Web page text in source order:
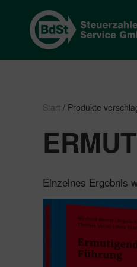
Start / Produkte
Einzelnes Ergebnis